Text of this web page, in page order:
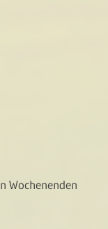
Wochenenden